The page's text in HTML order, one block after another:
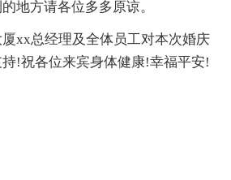
地方请各位多多原谅。
xx总经理及全体员工对本次婚庆
!祝各位来宾身体健康!幸福平安!